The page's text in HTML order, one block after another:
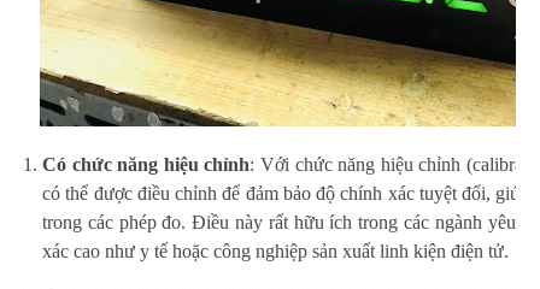
Có chức năng hiệu chỉnh: Với chức năng hiệu chỉnh
có thể được điều chỉnh để đảm bảo độ chính xác tuyệt đối, giúp
trong các phép đo. Điều này rất hữu ích trong các ngành yêu
xác cao như y tế hoặc công nghiệp sản xuất linh kiện điện tử.